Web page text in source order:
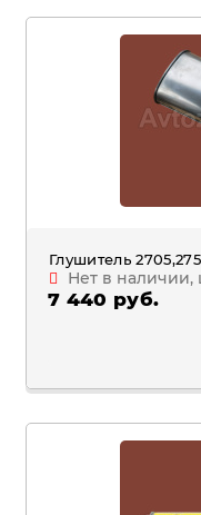
Глушитель
Нет в наличии,
7 440 руб.